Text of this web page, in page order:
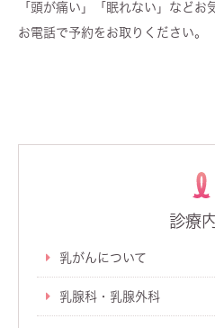
「頭が痛い」「眠れない」などお
お電話で予約をお取りください。
診療
乳がんについて
乳腺科・乳腺外科